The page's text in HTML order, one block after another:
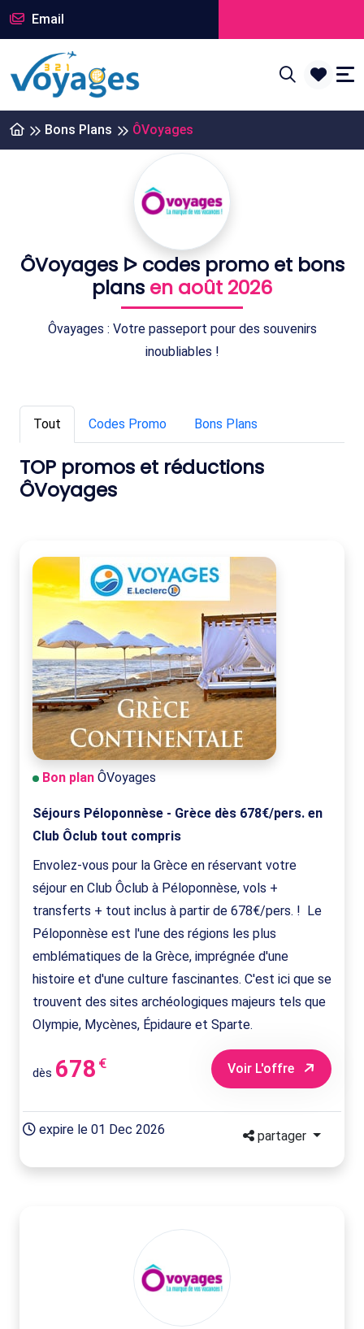
Email
Bons Plans ÔVoyages
ÔVoyages ᐅ codes promo et bons
plans en août 2026
Ôvayages : Votre passeport pour des souvenirs
inoubliables !
Tout Codes Promo Bons Plans
TOP promos et réductions
ÔVoyages
Bon plan ÔVoyages
Séjours Péloponnèse - Grèce dès 678€/pers. en
Club Ôclub tout compris
Envolez-vous pour la Grèce en réservant votre
séjour en Club Ôclub à Péloponnèse, vols +
transferts + tout inclus à partir de 678€/pers. ! Le
Péloponnèse est l'une des régions les plus
emblématiques de la Grèce, imprégnée d'une
histoire et d'une culture fascinantes. C'est ici que se
trouvent des sites archéologiques majeurs tels que
Olympie, Mycènes, Épidaure et Sparte.
dès 678 € Voir L'offre
expire le 01 Dec 2026 partager